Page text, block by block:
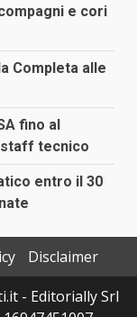
e cori
Completa alle
fino al
tecnico
entro il 30
Disclaimer
- Editorially Srl